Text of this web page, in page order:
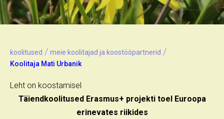
koolitused / meie koolitajad ja koostööpartnerid /
Koolitaja Mati Urbanik
Leht on koostamisel
Täiendkoolitused Erasmus+ projekti toel Euroopa
erinevates riikides